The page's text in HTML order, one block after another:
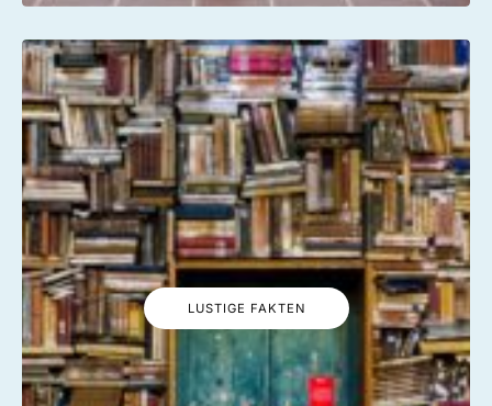
LUSTIGE FAKTEN